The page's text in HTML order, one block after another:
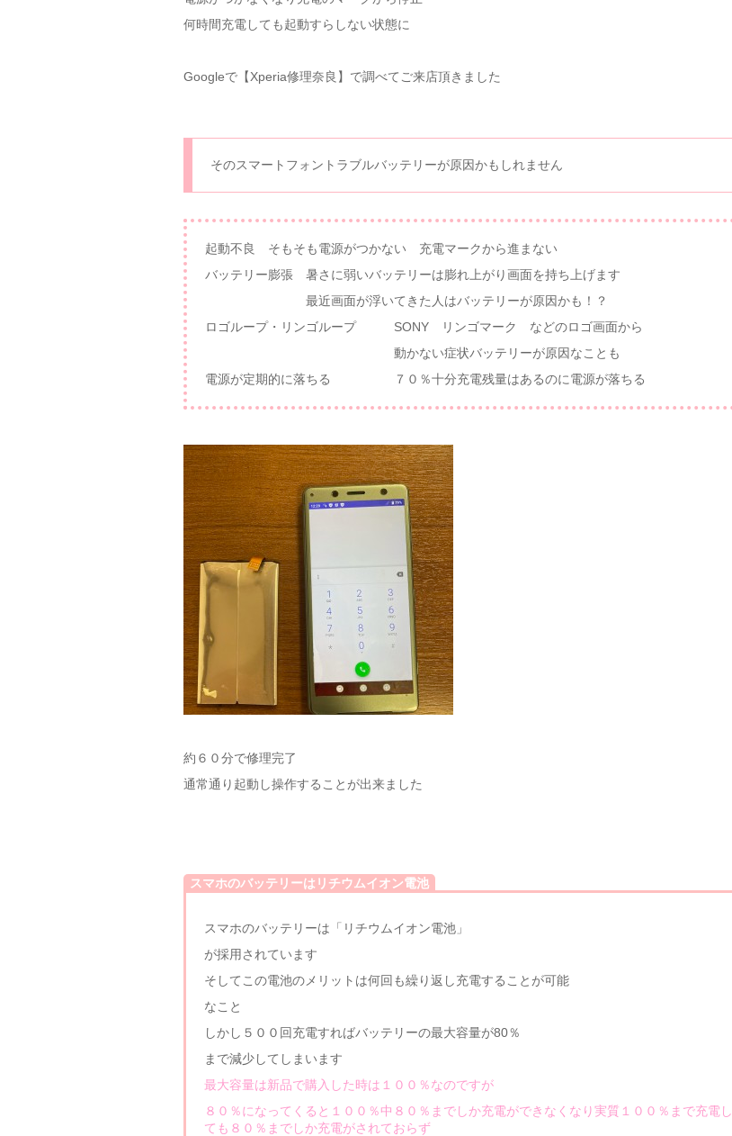
何時間充電しても起動すらしない状態に
Googleで【Xperia修理奈良】で調べてご来店頂きました
そのスマートフォントラブルバッテリーが原因かもしれません
起動不良 そもそも電源がつかない 充電マークから進まない
バッテリー膨張 暑さに弱いバッテリーは膨れ上がり画面を持ち上げます
最近画面が浮いてきた人はバッテリーが原因かも！？
ロゴループ・リンゴループ SONY リンゴマーク などのロゴ画面から
動かない症状バッテリーが原因なことも
電源が定期的に落ちる ７０％十分充電残量はあるのに電源が落ちる
約６０分で修理完了
通常通り起動し操作することが出来ました
スマホのバッテリーはリチウムイオン電池
スマホのバッテリーは「リチウムイオン電池」
が採用されています
そしてこの電池のメリットは何回も繰り返し充電することが可能
なこと
しかし５００回充電すればバッテリーの最大容量が80％
まで減少してしまいます
最大容量は新品で購入した時は１００％なのですが
８０％になってくると１００％中８０％までしか充電ができなくなり実質１００％まで充電し
ても８０％までしか充電がされておらず